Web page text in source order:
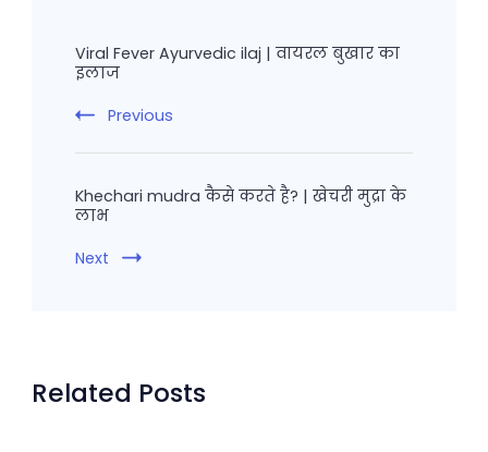
Navigation
Viral Fever Ayurvedic ilaj | वायरल बुखार का
इलाज
Previous
Khechari mudra कैसे करते है? | खेचरी मुद्रा के
लाभ
Next
Related Posts